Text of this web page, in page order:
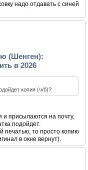
надо отдавать с синей
(Шенген):
в 2026
копия (ч/б)?
и присылаются на почту,
подойдет.
печатью, то просто копию
в окне вернут).